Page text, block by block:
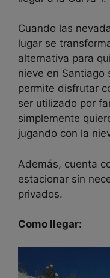
Cuando las
lugar se
alternativa para
nieve en Santiago
permite disfrutar
ser utilizado por
simplemente
jugando con la
Además, cuenta
estacionar sin
privados.
Como llegar: